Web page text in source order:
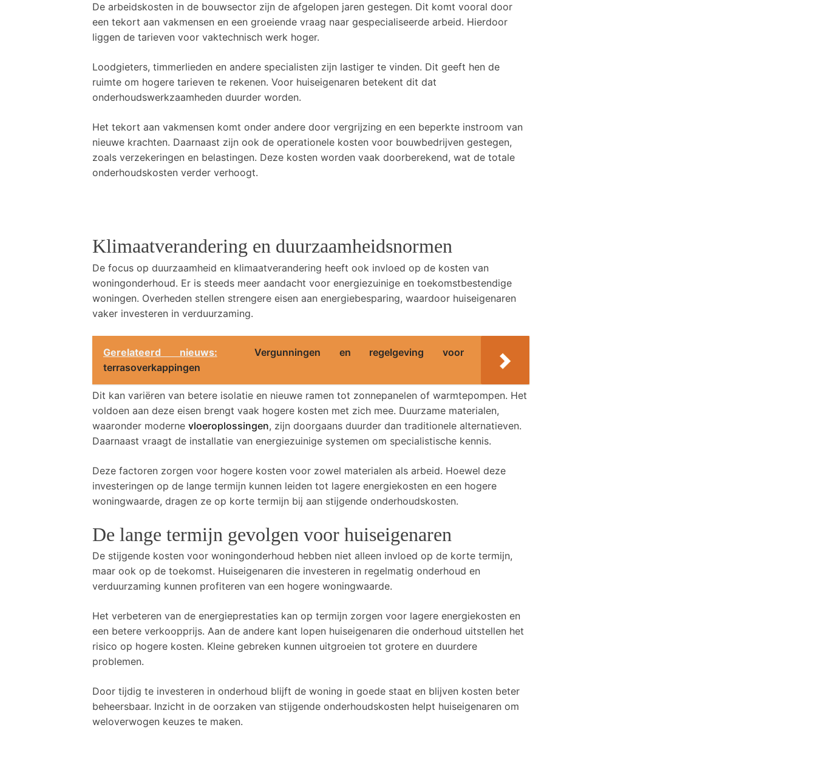
De arbeidskosten in de bouwsector zijn de afgelopen jaren gestegen. Dit komt vooral door
een tekort aan vakmensen en een groeiende vraag naar gespecialiseerde arbeid. Hierdoor
liggen de tarieven voor vaktechnisch werk hoger.
Loodgieters, timmerlieden en andere specialisten zijn lastiger te vinden. Dit geeft hen de
ruimte om hogere tarieven te rekenen. Voor huiseigenaren betekent dit dat
onderhoudswerkzaamheden duurder worden.
Het tekort aan vakmensen komt onder andere door vergrijzing en een beperkte instroom van
nieuwe krachten. Daarnaast zijn ook de operationele kosten voor bouwbedrijven gestegen,
zoals verzekeringen en belastingen. Deze kosten worden vaak doorberekend, wat de totale
onderhoudskosten verder verhoogt.
Klimaatverandering en duurzaamheidsnormen
De focus op duurzaamheid en klimaatverandering heeft ook invloed op de kosten van
woningonderhoud. Er is steeds meer aandacht voor energiezuinige en toekomstbestendige
woningen. Overheden stellen strengere eisen aan energiebesparing, waardoor huiseigenaren
vaker investeren in verduurzaming.
Gerelateerd nieuws:
Vergunningen en regelgeving voor
terrasoverkappingen
Dit kan variëren van betere isolatie en nieuwe ramen tot zonnepanelen of warmtepompen. Het
voldoen aan deze eisen brengt vaak hogere kosten met zich mee. Duurzame materialen,
waaronder moderne vloeroplossingen, zijn doorgaans duurder dan traditionele alternatieven.
Daarnaast vraagt de installatie van energiezuinige systemen om specialistische kennis.
Deze factoren zorgen voor hogere kosten voor zowel materialen als arbeid. Hoewel deze
investeringen op de lange termijn kunnen leiden tot lagere energiekosten en een hogere
woningwaarde, dragen ze op korte termijn bij aan stijgende onderhoudskosten.
De lange termijn gevolgen voor huiseigenaren
De stijgende kosten voor woningonderhoud hebben niet alleen invloed op de korte termijn,
maar ook op de toekomst. Huiseigenaren die investeren in regelmatig onderhoud en
verduurzaming kunnen profiteren van een hogere woningwaarde.
Het verbeteren van de energieprestaties kan op termijn zorgen voor lagere energiekosten en
een betere verkoopprijs. Aan de andere kant lopen huiseigenaren die onderhoud uitstellen het
risico op hogere kosten. Kleine gebreken kunnen uitgroeien tot grotere en duurdere
problemen.
Door tijdig te investeren in onderhoud blijft de woning in goede staat en blijven kosten beter
beheersbaar. Inzicht in de oorzaken van stijgende onderhoudskosten helpt huiseigenaren om
weloverwogen keuzes te maken.